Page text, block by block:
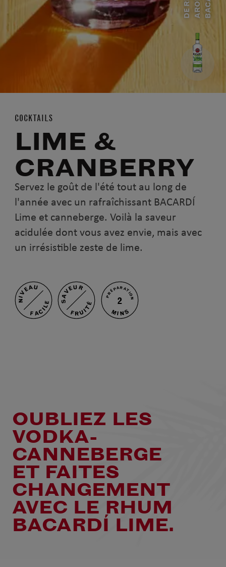
COCKTAILS
LIME &
CRANBERRY
Servez le goût de l'été tout au long de
l'année avec un rafraîchissant BACARDÍ
Lime et canneberge. Voilà la saveur
acidulée dont vous avez envie, mais avec
un irrésistible zeste de lime.
NIVEAU
FACILE
SAVEUR
FRUITÉ
PRÉPARATION
2
MINS
OUBLIEZ LES
VODKA-
CANNEBERGE
ET FAITES
CHANGEMENT
AVEC LE RHUM
BACARDÍ LIME.